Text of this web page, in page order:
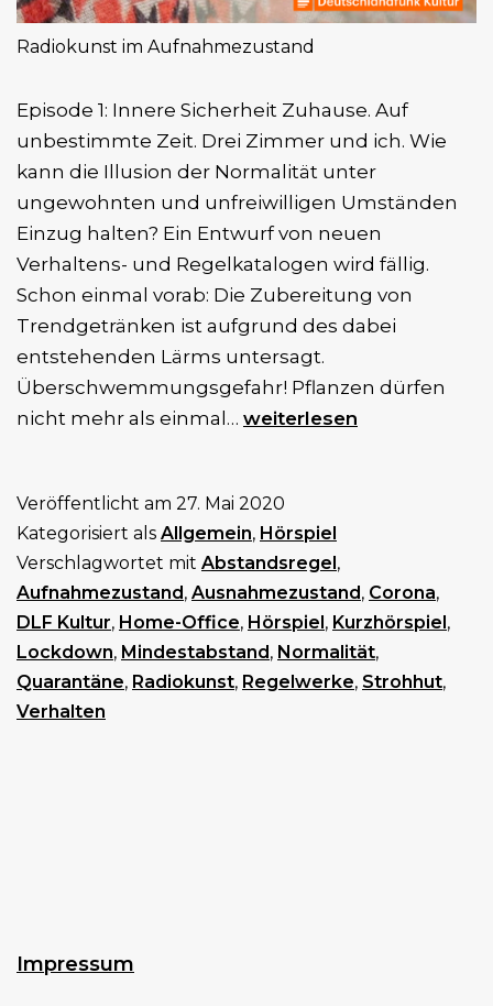
Radiokunst im Aufnahmezustand
Episode 1: Innere Sicherheit Zuhause. Auf
unbestimmte Zeit. Drei Zimmer und ich. Wie
kann die Illusion der Normalität unter
ungewohnten und unfreiwilligen Umständen
Einzug halten? Ein Entwurf von neuen
Verhaltens- und Regelkatalogen wird fällig.
Schon einmal vorab: Die Zubereitung von
Trendgetränken ist aufgrund des dabei
entstehenden Lärms untersagt.
Überschwemmungsgefahr! Pflanzen dürfen
nicht mehr als einmal… Radiokunst
weiterlesen
Veröffentlicht am 27. Mai 2020
Kategorisiert als Allgemein, Hörspiel
Verschlagwortet mit Abstandsregel,
Aufnahmezustand, Ausnahmezustand, Corona,
DLF Kultur, Home-Office, Hörspiel, Kurzhörspiel,
Lockdown, Mindestabstand, Normalität,
Quarantäne, Radiokunst, Regelwerke, Strohhut,
Verhalten
Impressum